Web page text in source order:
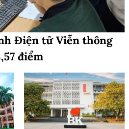
Điện tử Viễn thông
điểm